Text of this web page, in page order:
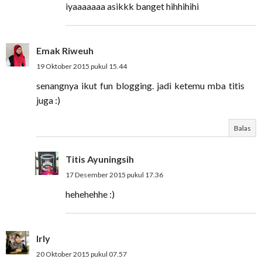
iyaaaaaaa asikkk banget hihhihihi
Emak Riweuh
19 Oktober 2015 pukul 15.44
senangnya ikut fun blogging. jadi ketemu mba titis
juga :)
Balas
Titis Ayuningsih
17 Desember 2015 pukul 17.36
hehehehhe :)
Irly
20 Oktober 2015 pukul 07.57